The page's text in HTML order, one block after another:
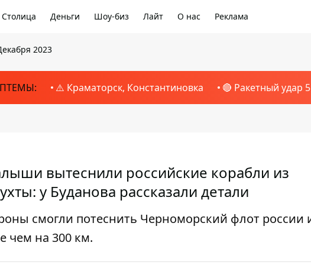
Столица Деньги Шоу-биз Лайт О нас Реклама
2023
⚠️ Краматорск, Константиновка 🔴 Ракетный удар 5
вытеснили российские корабли из
у Буданова рассказали детали
смогли потеснить Черноморский флот россии
чем на 300 км.